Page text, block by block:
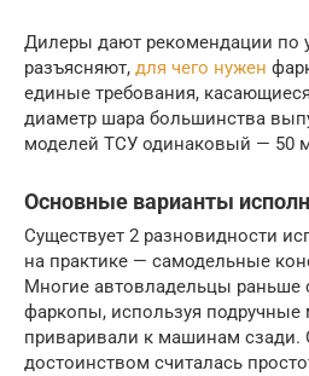
Дилеры дают рекомендации по
разъясняют, для чего нужен
единые требования,
диаметр шара большинства
моделей ТСУ одинаковый — 50
Основные варианты
Существует 2 разновидности
на практике — самодельные
Многие автовладельцы раньше
фаркопы, используя подручные
приваривали к машинам
достоинством считалась